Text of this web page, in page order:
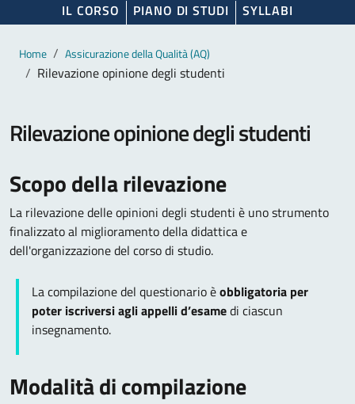
IL CORSO PIANO DI STUDI SYLLABI
Contenuto principale
Breadcrumb
Home Assicurazione della Qualità (AQ)
Rilevazione opinione degli studenti
Rilevazione opinione degli studenti
Scopo della rilevazione
La rilevazione delle opinioni degli studenti è uno strumento
finalizzato al miglioramento della didattica e
dell'organizzazione del corso di studio.
La compilazione del questionario èobbligatoria per
poter iscriversi agli appelli d’esamedi ciascun
insegnamento.
Modalità di compilazione